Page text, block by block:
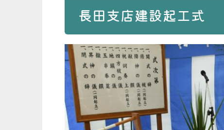
長田支店建設起工式